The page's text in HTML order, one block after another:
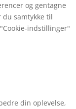
og gentagne
du samtykke til
indstillinger"
din oplevelse,